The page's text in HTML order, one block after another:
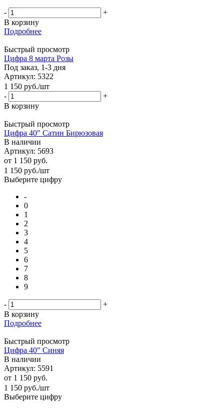
-
+
В корзину
Подробнее
Быстрый просмотр
Цифра 8 марта Розы
Под заказ, 1-3 дня
Артикул: 5322
1 150 руб./шт
-
+
В корзину
Быстрый просмотр
Цифра 40" Сатин Бирюзовая
В наличии
Артикул: 5693
от 1 150 руб.
1 150 руб./шт
Выберите цифру
-
0
1
2
3
4
5
6
7
8
9
-
+
В корзину
Подробнее
Быстрый просмотр
Цифра 40" Синяя
В наличии
Артикул: 5591
от 1 150 руб.
1 150 руб./шт
Выберите цифру